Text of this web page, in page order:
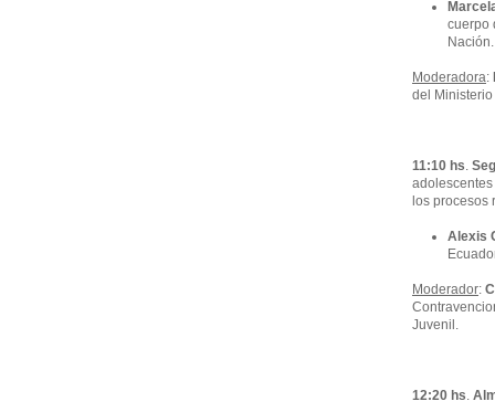
cuerpo
Nación.
Moderadora:
del
11:10 hs.
los procesos
Alexis
Moderador:
Juvenil.
12:20 hs.